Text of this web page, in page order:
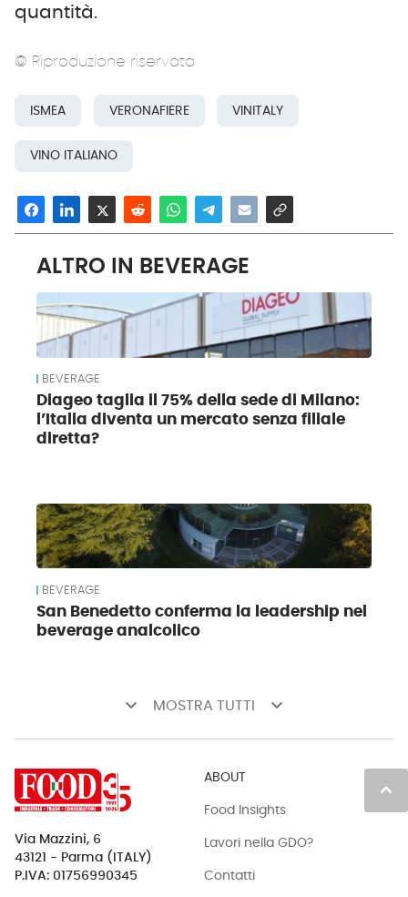
quantità.
© Riproduzione riservata
ISMEA VERONAFIERE VINITALY
VINO ITALIANO
ALTRO IN BEVERAGE
BEVERAGE
Diageo taglia il 75% della sede di Milano:
l’Italia diventa un mercato senza filiale
diretta?
BEVERAGE
San Benedetto conferma la leadership nel
beverage analcolico
keyboard_arrow_down MOSTRA TUTTI keyboard_arrow_down
keyboard_arrow_up
Via Mazzini, 6
43121 - Parma (ITALY)
P.IVA: 01756990345
ABOUT
Food Insights
Lavori nella GDO?
Contatti